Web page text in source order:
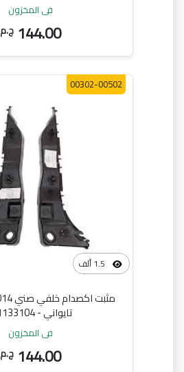
في المخزون
144.00 ج.م
00302-00502
تايواني - NI1133104
في المخزون
144.00 ج.م